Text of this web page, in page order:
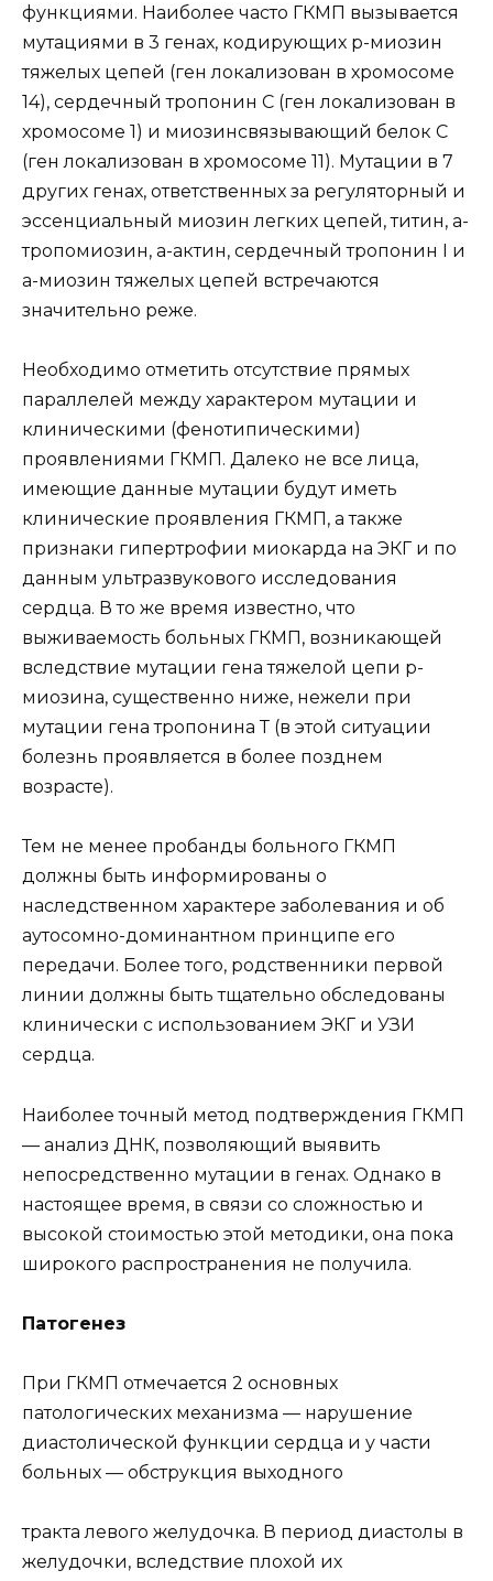
функциями. Наиболее часто ГКМП вызывается
мутациями в 3 генах, кодирующих р-миозин
тяжелых цепей (ген локализован в хромосоме
14), сердечный тропонин С (ген локализован в
хромосоме 1) и миозинсвязывающий белок С
(ген локализован в хромосоме 11). Мутации в 7
других генах, ответственных за регуляторный и
эссенциальный миозин легких цепей, титин, а-
тропомиозин, а-актин, сердечный тропонин I и
а-миозин тяжелых цепей встречаются
значительно реже.
Необходимо отметить отсутствие прямых
параллелей между характером мутации и
клиническими (фенотипическими)
проявлениями ГКМП. Далеко не все лица,
имеющие данные мутации будут иметь
клинические проявления ГКМП, а также
признаки гипертрофии миокарда на ЭКГ и по
данным ультразвукового исследования
сердца. В то же время известно, что
выживаемость больных ГКМП, возникающей
вследствие мутации гена тяжелой цепи р-
миозина, существенно ниже, нежели при
мутации гена тропонина Т (в этой ситуации
болезнь проявляется в более позднем
возрасте).
Тем не менее пробанды больного ГКМП
должны быть информированы о
наследственном характере заболевания и об
аутосомно-доминантном принципе его
передачи. Более того, родственники первой
линии должны быть тщательно обследованы
клинически с использованием ЭКГ и УЗИ
сердца.
Наиболее точный метод подтверждения ГКМП
— анализ ДНК, позволяющий выявить
непосредственно мутации в генах. Однако в
настоящее время, в связи со сложностью и
высокой стоимостью этой методики, она пока
широкого распространения не получила.
Патогенез
При ГКМП отмечается 2 основных
патологических механизма — нарушение
диастолической функции сердца и у части
больных — обструкция выходного
тракта левого желудочка. В период диастолы в
желудочки, вследствие плохой их